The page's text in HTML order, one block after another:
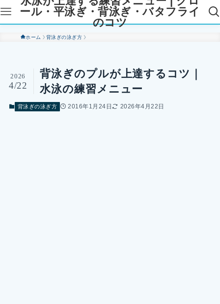
ール・平泳ぎ・背泳ぎ・バタフライ
のコツ
ホーム 背泳ぎの泳ぎ方
背泳ぎのプルが上達するコツ｜
水泳の練習メニュー
2026
4/22
背泳ぎの泳ぎ方 2016年1月24日 2026年4月22日